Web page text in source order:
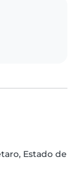
Estado de